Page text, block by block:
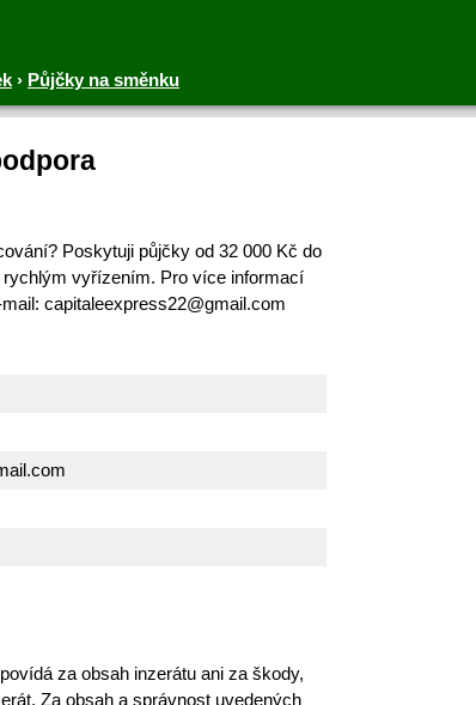
› Půjčky na směnku
Poskytuji půjčky od 32 000 Kč do
vyřízením. Pro více informací
capitaleexpress22@gmail.com
za obsah inzerátu ani za škody,
Za obsah a správnost uvedených